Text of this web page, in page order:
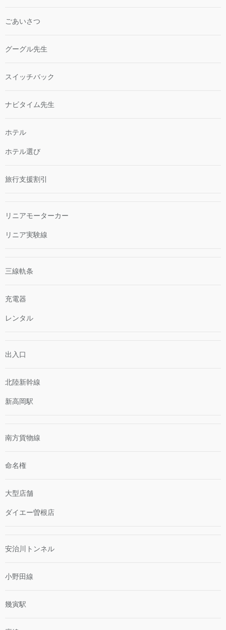
ごあいさつ
グーグル先生
スイッチバック
ナビタイム先生
ホテル
ホテル選び
旅行支援割引
リニアモーターカー
リニア実験線
三線軌条
充電器
レンタル
出入口
北陸新幹線
新高岡駅
南方貨物線
命名権
大型店舗
ダイエー曽根店
安治川トンネル
小野田線
幾寅駅